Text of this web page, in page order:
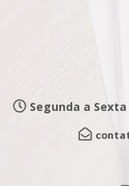
Segunda a Sexta